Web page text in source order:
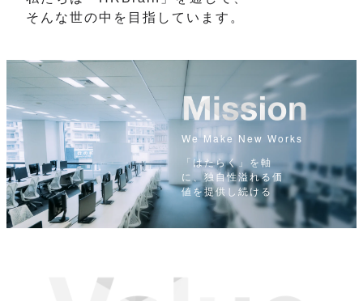
そんな世の中を目指しています。
We Make New Works
「はたらく」を軸
に、独自性溢れる価
値を提供し続ける